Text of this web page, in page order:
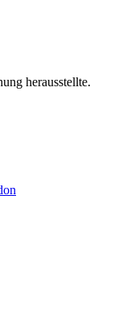
herausstellte.